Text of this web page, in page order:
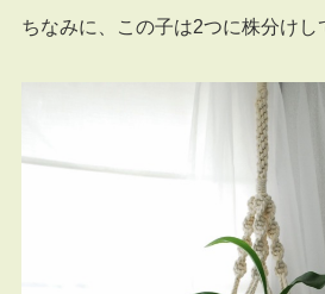
ちなみに、この子は2つに株分けし